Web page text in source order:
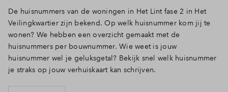
De huisnummers van de woningen in Het Lint fase 2 in Het
Veilingkwartier zijn bekend. Op welk huisnummer kom jij te
wonen? We hebben een overzicht gemaakt met de
huisnummers per bouwnummer. Wie weet is jouw
huisnummer wel je geluksgetal? Bekijk snel welk huisnummer
je straks op jouw verhuiskaart kan schrijven.